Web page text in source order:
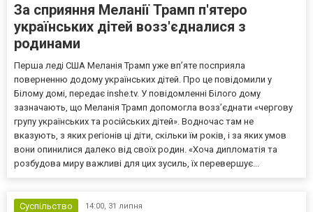
За сприяння Меланії Трамп п'ятеро
українських дітей возз'єдналися з
родинами
Перша леді США Меланія Трамп уже впʼяте посприяла
поверненню додому українських дітей. Про це повідомили у
Білому домі, передає inshe.tv. У повідомленні Білого дому
зазначають, що Меланія Трамп допомогла возз’єднати «чергову
групу українських та російських дітей». Водночас там не
вказують, з яких регіонів ці діти, скільки їм років, і за яких умов
вони опинилися далеко від своїх родин. «Хоча дипломатія та
розбудова миру важливі для цих зусиль, їх перевершує...
Суспільство 14:00, 31 липня